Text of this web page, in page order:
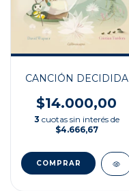
CANCIÓN DECIDIDA
$14.000,00
3 cuotas sin interés de
$4.666,67